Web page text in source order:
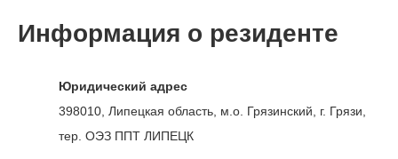
Информация о резиденте
Юридический адрес
398010, Липецкая область, м.о. Грязинский, г. Грязи,
тер. ОЭЗ ППТ ЛИПЕЦК